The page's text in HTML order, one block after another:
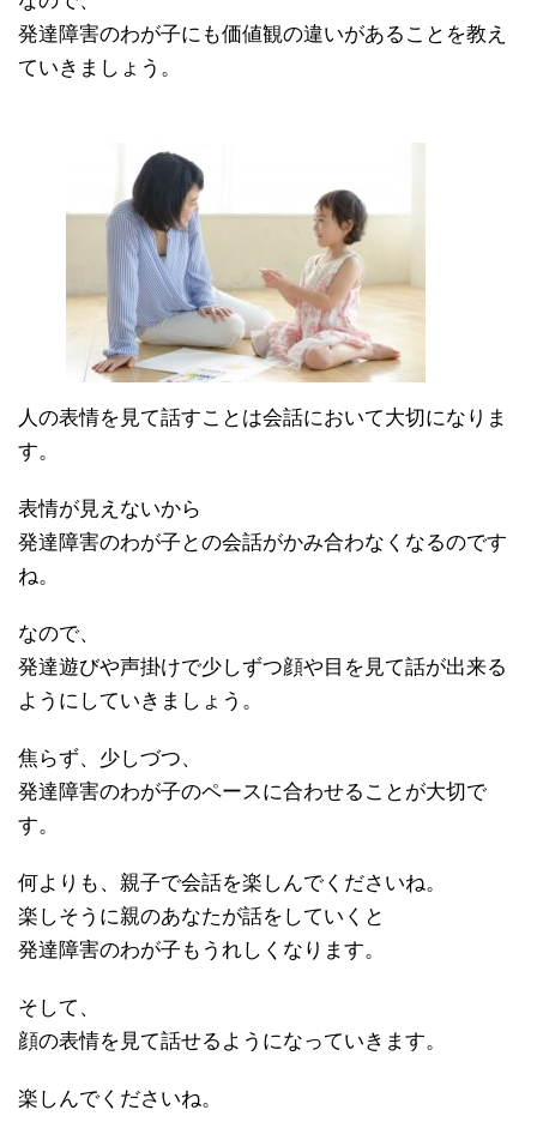
発達障害のわが子にも価値観の違いがあることを教え
ていきましょう。
人の表情を見て話すことは会話において大切になりま
す。
表情が見えないから
発達障害のわが子との会話がかみ合わなくなるのです
ね。
なので、
発達遊びや声掛けで少しずつ顔や目を見て話が出来る
ようにしていきましょう。
焦らず、少しづつ、
発達障害のわが子のペースに合わせることが大切で
す。
何よりも、親子で会話を楽しんでくださいね。
楽しそうに親のあなたが話をしていくと
発達障害のわが子もうれしくなります。
そして、
顔の表情を見て話せるようになっていきます。
楽しんでくださいね。